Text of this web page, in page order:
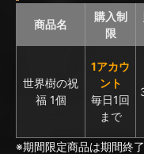
商品名
購入制
限
世界樹の祝
福 1個
1アカウ
ント
毎日1回
まで
※期間限定商品は期間終